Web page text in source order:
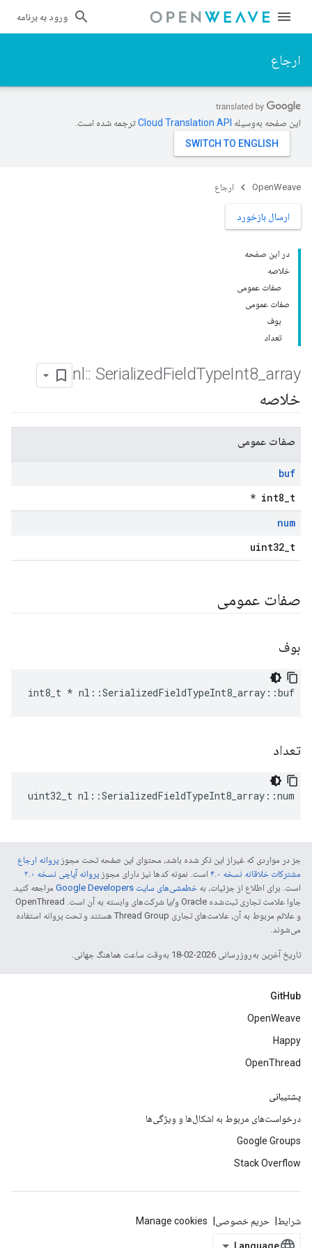
ورود به برنامه
ارجاع
این صفحه به‌وسیله ترجمه شده است.
OpenWeave ارجاع
ارسال بازخورد
در این صفحه
خلاصه
صفات عمومی
صفات عمومی
بوف
تعداد
nl :: SerializedFieldTypeInt8 _array
خلاصه
صفات عمومی
buf
int8_t *
num
uint32_t
صفات عمومی
بوف
int8_t * nl::SerializedFieldTypeInt8_array::buf
تعداد
uint32_t nl::SerializedFieldTypeInt8_array::num
جز در مواردی که غیراز این ذکر شده باشد، محتوای این صفحه تحت مجوز پروانه ارجاع
مشترکات خلاقانه نسخه ۴.۰
است. نمونه کدها نیز دارای مجوز پروانه آپاچی نسخه ۲.۰
است. برای اطلاع از جزئیات، به خطمشی‌های سایت Google Developers‏
مراجعه کنید.
جاوا علامت تجاری ثبت‌شده Oracle و/یا شرکت‌های وابسته به آن است. ‫OpenThread
و علائم مربوط به آن، علامت‌های تجاری Thread Group هستند و تحت پروانه استفاده
می‌شوند.
تاریخ آخرین به‌روزرسانی 2026-02-18 به‌وقت ساعت هماهنگ جهانی.
GitHub
OpenWeave
Happy
OpenThread
پشتیبانی
درخواست‌های مربوط به اشکال‌ها و ویژگی‌ها
Google Groups
Stack Overflow
شرایط حریم خصوصی Manage cookies